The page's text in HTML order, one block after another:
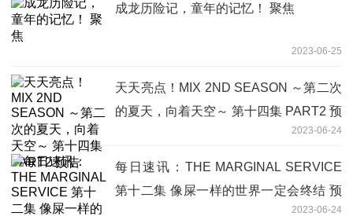
成龙历险记，童年的记忆！ 聚焦
2023-06-25
天天亮点！MIX 2ND SEASON ～第二次
的夏天，向着天空～ 第十四集 PART2 预
2023-06-24
每日速讯：THE MARGINAL SERVICE
第十二集 像屎一样的世界一定会终结 预
2023-06-24